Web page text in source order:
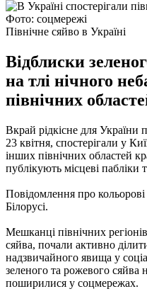
Фото: соцмережі
Північне сяйво в Україні
Відблиски
на тлі нічного
північних
Вкрай рідкісне для України
23 квітня, спостерігали у
інших північних областей
публікують місцеві пабліки
Повідомлення про кольорові
Білорусі.
Мешканці північних
сяйва, почали активно
надзвичайного явища у
зеленого та рожевого сяйва
поширилися у соцмережах.